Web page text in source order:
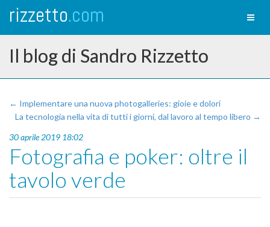
rizzetto.com
Il blog di Sandro Rizzetto
← Implementare una nuova photogalleries: gioie e dolori
La tecnologia nella vita di tutti i giorni, dal lavoro al tempo libero →
30 aprile 2019 18:02
Fotografia e poker: oltre il
tavolo verde